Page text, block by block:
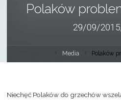
Polaków
29/09/
Media Polaków
Niechęć Polaków do grzechów